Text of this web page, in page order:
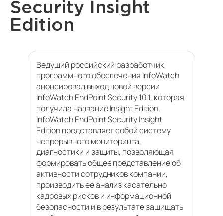
Security Insight
Edition
Ведущий российский разработчик
программного обеспечения InfoWatch
анонсировал выход новой версии
InfoWatch EndPoint Security 10.1, которая
получила название Insight Edition.
InfoWatch EndPoint Security Insight
Edition представляет собой систему
непрерывного мониторинга,
диагностики и защиты, позволяющая
формировать общее представление об
активности сотрудников компании,
производить ее анализ касательно
кадровых рисков и информационной
безопасности и в результате защищать